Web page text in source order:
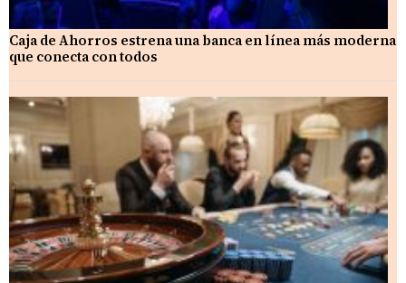
Caja de Ahorros estrena una banca en línea más moderna
que conecta con todos